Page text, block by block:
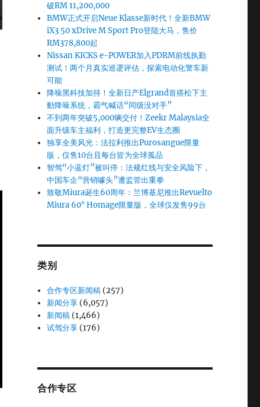
破RM 11,200,000
BMW正式开启Neue Klasse新时代！全新BMW
iX3 50 xDrive M Sport Pro登陆大马，售价
RM378,800起
Nissan KICKS e-POWER加入PDRM前线执勤
测试！两个月真实巡逻评估，探索电动化警车新
可能
降噪黑科技加持！全新日产Elgrand首搭松下主
動降噪系统，霸气喊话“同级没对手”
不到两年突破5,000辆交付！Zeekr Malaysia全
面升级车主福利，打造更完整EV生态圈
独享全美风光：法拉利推出Purosangue限量
版，仅售10台且每台皆为全球孤品
智驾“小蓝灯”被叫停：法规红线与安全风险下，
中国车企“营销噱头”遭监管出重拳
致敬Miura诞生60周年：兰博基尼推出Revuelto
Miura 60° Homage限量版，全球仅发售99台
类别
合作专区新闻稿 (257)
新闻分享 (6,057)
新闻稿 (1,466)
试驾分享 (176)
合作专区